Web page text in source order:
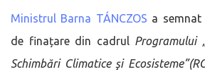
Ministrul Barna TÁNCZOS a
de finațare din cadrul Programului
Schimbări Climatice şi